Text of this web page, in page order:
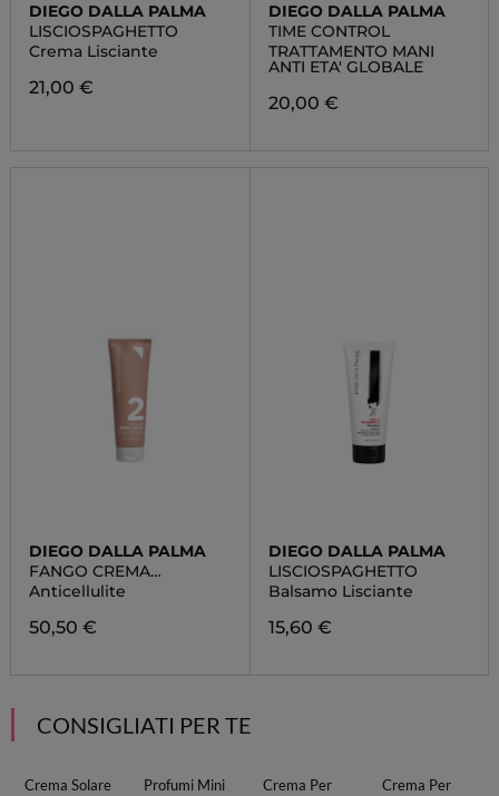
DIEGO DALLA PALMA
LISCIOSPAGHETTO
Crema Lisciante
21,00 €
DIEGO DALLA PALMA
TIME CONTROL
TRATTAMENTO MANI
ANTI ETA' GLOBALE
20,00 €
DIEGO DALLA PALMA
FANGO CREMA
MODELLANTE EFFETTO
SAUNA
Anticellulite
50,50 €
DIEGO DALLA PALMA
LISCIOSPAGHETTO
Balsamo Lisciante
15,60 €
CONSIGLIATI PER TE
Crema Solare Profumi Mini
Crema Per
Crema Per